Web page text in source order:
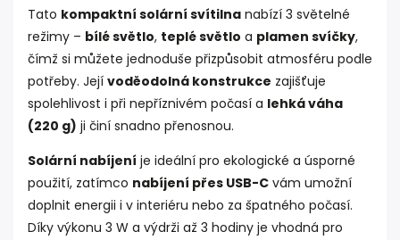
Tato kompaktní solární svítilna nabízí 3 světelné
režimy – bílé světlo, teplé světlo a plamen svíčky,
čímž si můžete jednoduše přizpůsobit atmosféru podle
potřeby. Její voděodolná konstrukce zajišťuje
spolehlivost i při nepříznivém počasí a lehká váha
(220 g) ji činí snadno přenosnou.
Solární nabíjení je ideální pro ekologické a úsporné
použití, zatímco nabíjení přes USB-C vám umožní
doplnit energii i v interiéru nebo za špatného počasí.
Díky výkonu 3 W a výdrži až 3 hodiny je vhodná pro